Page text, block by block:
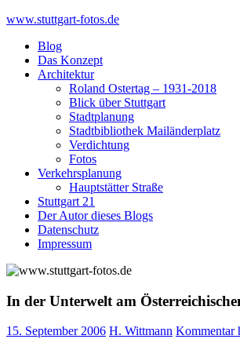
Skip
content
www.stuttgart-fotos.de
Blog
Das Konzept
Architektur
Roland Ostertag – 1931-2018
Blick über Stuttgart
Stadtplanung
Stadtbibliothek Mailänderplatz
Verdichtung
Fotos
Verkehrsplanung
Hauptstätter Straße
Stuttgart 21
Der Autor dieses Blogs
Datenschutz
Impressum
In der Unterwelt am
15. September 2006 H. Wittmann Kommentar